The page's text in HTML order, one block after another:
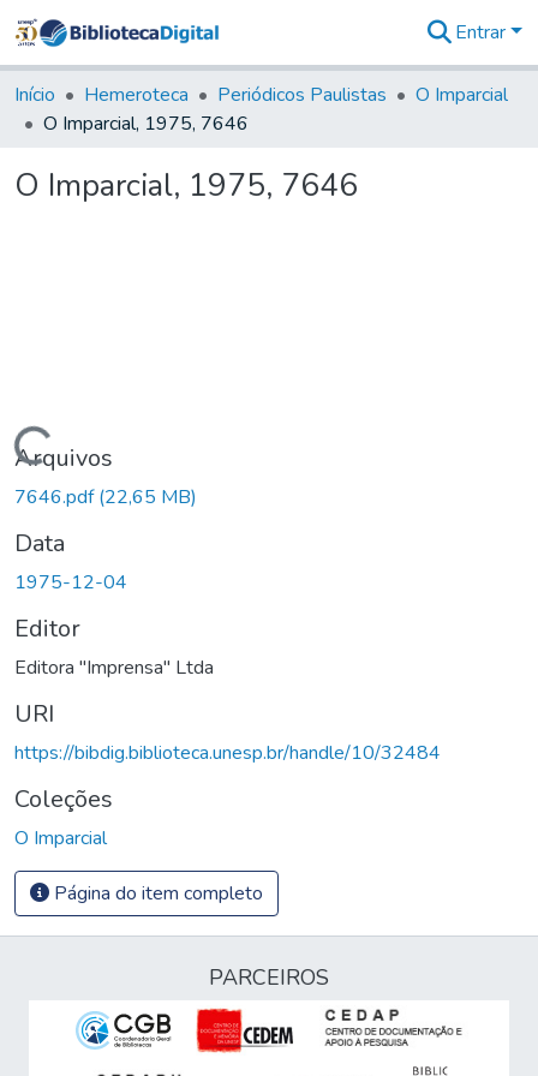
&
Coleções
Tudo na
Digital
Entrar
Início Hemeroteca Periódicos Paulistas
O Imparcial
O Imparcial, 1975, 7646
O Imparcial, 1975, 7646
Carregando...
Arquivos
7646.pdf(22,65 MB)
Data
1975-12-04
Editor
Editora "Imprensa" Ltda
URI
https://bibdig.biblioteca.unesp.br/handle/10/32484
Coleções
O Imparcial
Página do item completo
PARCEIROS